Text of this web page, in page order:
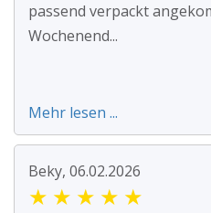
passend verpackt
Wochenend...
Mehr lesen ...
Beky, 06.02.2026
★ ★ ★ ★ ★